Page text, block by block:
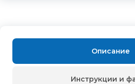
Описание
Инструкции и